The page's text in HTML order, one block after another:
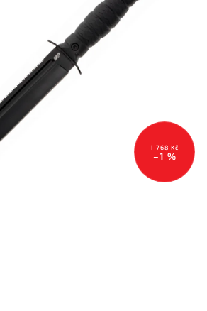
1 768 Kč
–1 %